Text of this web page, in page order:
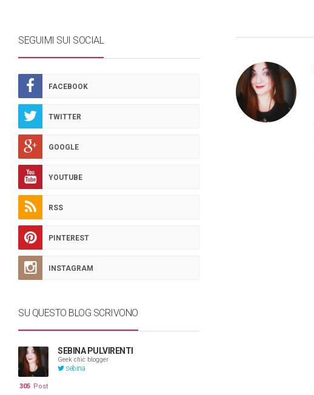
SEGUIMI SUI SOCIAL
FACEBOOK
TWITTER
GOOGLE
YOUTUBE
RSS
PINTEREST
INSTAGRAM
SU QUESTO BLOG SCRIVONO
SEBINA PULVIRENTI
Geek chic blogger
sebina
305 Post